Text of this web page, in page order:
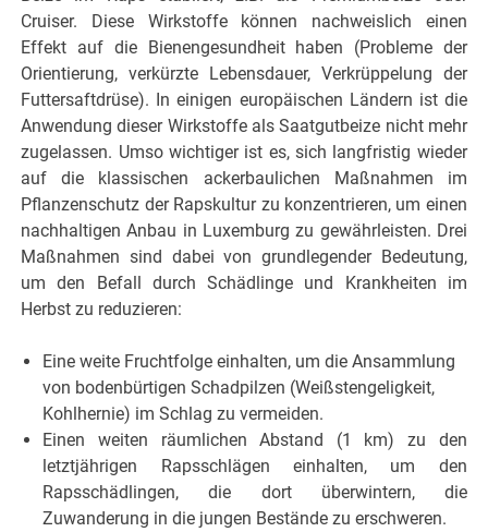
Cruiser. Diese Wirkstoffe können nachweislich einen
Effekt auf die Bienengesundheit haben (Probleme der
Orientierung, verkürzte Lebensdauer, Verkrüppelung der
Futtersaftdrüse). In einigen europäischen Ländern ist die
Anwendung dieser Wirkstoffe als Saatgutbeize nicht mehr
zugelassen. Umso wichtiger ist es, sich langfristig wieder
auf die klassischen ackerbaulichen Maßnahmen im
Pflanzenschutz der Rapskultur zu konzentrieren, um einen
nachhaltigen Anbau in Luxemburg zu gewährleisten. Drei
Maßnahmen sind dabei von grundlegender Bedeutung,
um den Befall durch Schädlinge und Krankheiten im
Herbst zu reduzieren:
Eine weite Fruchtfolge einhalten, um die Ansammlung
von bodenbürtigen Schadpilzen (Weißstengeligkeit,
Kohlhernie) im Schlag zu vermeiden.
Einen weiten räumlichen Abstand (1 km) zu den
letztjährigen Rapsschlägen einhalten, um den
Rapsschädlingen, die dort überwintern, die
Zuwanderung in die jungen Bestände zu erschweren.